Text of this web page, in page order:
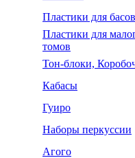
Пластики для
Пластики для
томов
Тон-блоки,
Кабасы
Гуиро
Наборы перкуссии
Агого